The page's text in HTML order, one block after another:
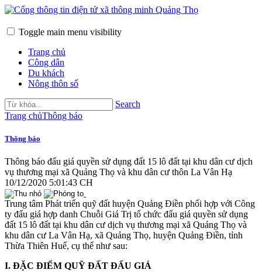
Toggle main menu visibility
Trang chủ
Công dân
Du khách
Nông thôn số
Search
Trang chủThông báo
Thông báo
Thông báo đấu giá quyền sử dụng đất 15 lô đất tại khu dân cư dịch
vụ thương mại xã Quảng Thọ và khu dân cư thôn La Vân Hạ
10/12/2020 5:01:43 CH
Trung tâm Phát triển quỹ đất huyện Quảng Điền phối hợp với Công
ty đấu giá hợp danh Chuỗi Giá Trị tổ chức đấu giá quyền sử dụng
đất 15 lô đất tại khu dân cư dịch vụ thương mại xã Quảng Thọ và
khu dân cư La Vân Hạ, xã Quảng Thọ, huyện Quảng Điền, tỉnh
Thừa Thiên Huế, cụ thể như sau:
I. ĐẶC ĐIỂM QUỸ ĐẤT ĐẤU GIÁ